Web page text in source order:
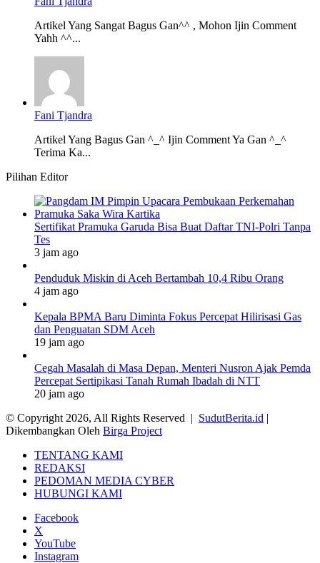
Artikel Yang Sangat Bagus Gan^^ , Mohon Ijin Comment
Yahh ^^...
Fani Tjandra
Artikel Yang Bagus Gan ^_^ Ijin Comment Ya Gan ^_^
Terima Ka...
Pilihan Editor
Sertifikat Pramuka Garuda Bisa Buat Daftar TNI-Polri Tanpa
Tes
3 jam ago
Penduduk Miskin di Aceh Bertambah 10,4 Ribu Orang
4 jam ago
Kepala BPMA Baru Diminta Fokus Percepat Hilirisasi Gas
dan Penguatan SDM Aceh
19 jam ago
Cegah Masalah di Masa Depan, Menteri Nusron Ajak Pemda
Percepat Sertipikasi Tanah Rumah Ibadah di NTT
20 jam ago
© Copyright 2026, All Rights Reserved | SudutBerita.id |
Dikembangkan Oleh Birga Project
TENTANG KAMI
REDAKSI
PEDOMAN MEDIA CYBER
HUBUNGI KAMI
Facebook
X
YouTube
Instagram